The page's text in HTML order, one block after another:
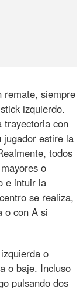
remate, siempre
izquierdo.
trayectoria con
jugador estire la
todos
o
e intuir la
se realiza,
o con A si
o
o baje. Incluso
pulsando dos